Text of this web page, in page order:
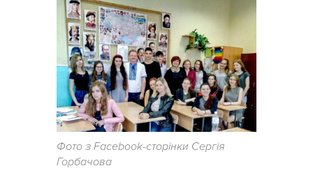
Фото з Facebook-сторінки Сергія
Горбачова